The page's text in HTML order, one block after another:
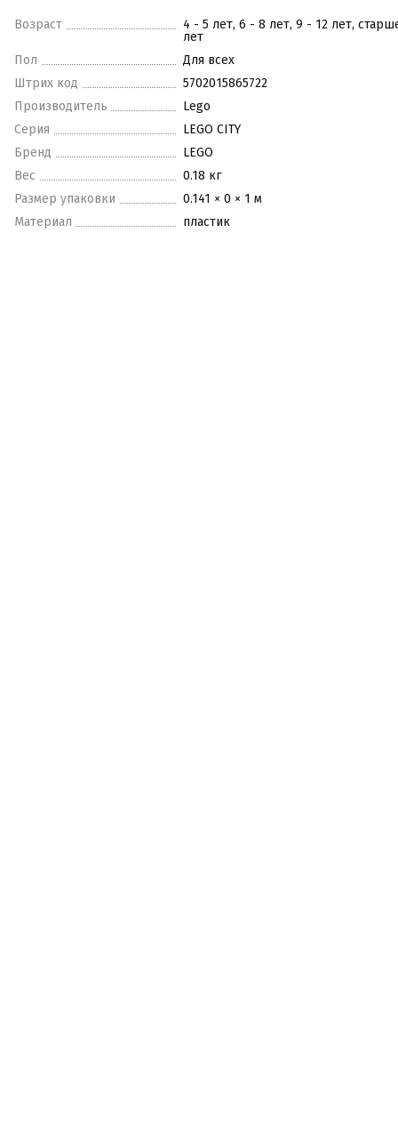
Возраст
4 - 5 лет, 6 - 8 лет, 9 - 12 лет,
лет
Пол
Для всех
Штрих код
5702015865722
Производитель
Lego
Серия
LEGO CITY
Бренд
LEGO
Вес
0.18 кг
Размер упаковки
0.141 × 0 × 1 м
Материал
пластик